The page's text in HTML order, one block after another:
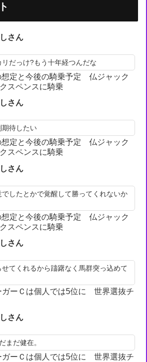
さん
だっけ?もう十年経つんだな
想定と今後の騎乗予定 仏ジャック
スペンスに騎乗
さん
期待したい
想定と今後の騎乗予定 仏ジャック
スペンスに騎乗
さん
したとかで覚醒して勝ってくれないか
想定と今後の騎乗予定 仏ジャック
スペンスに騎乗
さん
てくれるから躊躇なく馬群突っ込めて
ガーＣは個人では5位に 世界選抜チ
さん
まだ健在。
ガーＣは個人では5位に 世界選抜チ